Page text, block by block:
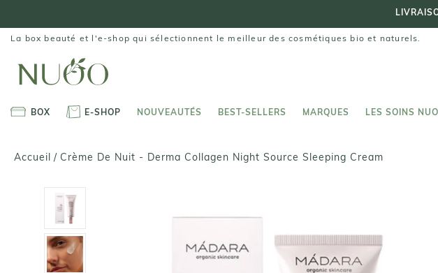
contenu
⭐️ 4,7/5
La box beauté et l'e-shop qui sélectionnent le meilleur des cosmétiques bio et naturels.
BOX
E-SHOP
NOUVEAUTÉS
BEST-SELLERS
MARQUES
LES SOINS
Accueil / Crème De Nuit - Derma Collagen Night Source Sleeping Cream